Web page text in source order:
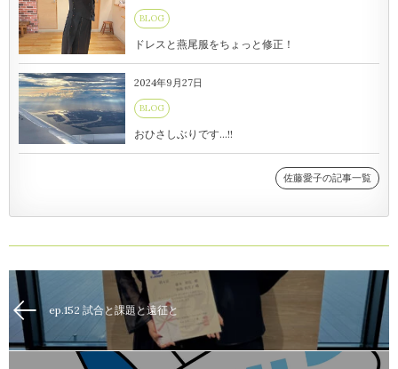
BLOG
ドレスと燕尾服をちょっと修正！
2024年9月27日
BLOG
おひさしぶりです…!!
佐藤愛子の記事一覧
ep.152 試合と課題と遠征と